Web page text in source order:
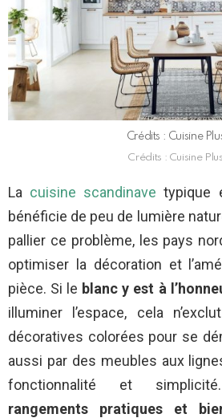
Crédits : Cuisine
Crédits : Cuisine Plus
La cuisine scandinave typique
bénéficie de peu de lumière
pallier ce problème, les pays
optimiser la décoration et
pièce. Si le blanc y est à
illuminer l’espace, cela
décoratives colorées pour se
aussi par des meubles aux
fonctionnalité et
rangements pratiques et